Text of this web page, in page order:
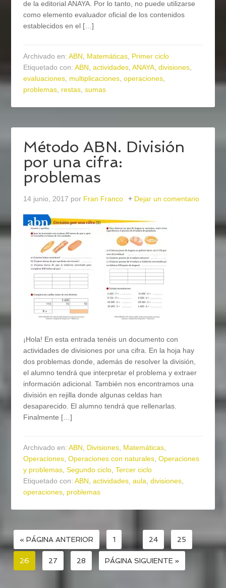
de la editorial ANAYA. Por lo tanto, no puede utilizarse
como elemento evaluador oficial de los contenidos
establecidos en el […]
Archivado en:ABN, Matemáticas, Primer ciclo
Etiquetado con:ABN,actividades,ANAYA,divisiones,
evaluaciones, multiplicaciones,operaciones,
problemas, restas,sumas
Método ABN. División
por una cifra:
problemas
14 junio, 2017 por Fran Franco Dejar un comentario
¡Hola! En esta entrada tenéis un documento con
actividades de divisiones por una cifra. En la hoja hay
dos problemas donde, además de resolver la división,
el alumno tendrá que interpretar el problema y extraer
información adicional. También nos encontramos una
división en rejilla donde algunas celdas han
desaparecido. El alumno tendrá que rellenarlas.
Finalmente […]
Archivado en:ABN, Divisiones, Matemáticas,
Operaciones,Operaciones con naturales,Operaciones
y problemas,Segundo ciclo,Tercer ciclo
Etiquetado con:ABN,actividades,aula,divisiones,
operaciones, problemas
« PÁGINA ANTERIOR 1 24 25
26 27 28 PÁGINA SIGUIENTE »